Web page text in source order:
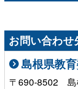
お問い合わせ
島根県教
〒690-8502 島